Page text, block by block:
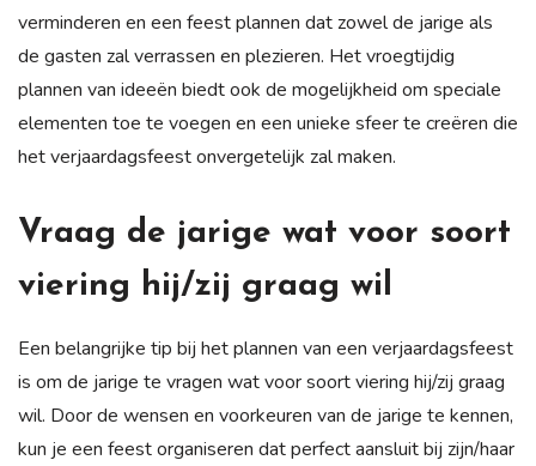
verminderen en een feest plannen dat zowel de jarige als
de gasten zal verrassen en plezieren. Het vroegtijdig
plannen van ideeën biedt ook de mogelijkheid om speciale
elementen toe te voegen en een unieke sfeer te creëren die
het verjaardagsfeest onvergetelijk zal maken.
Vraag de jarige wat voor soort
viering hij/zij graag wil
Een belangrijke tip bij het plannen van een verjaardagsfeest
is om de jarige te vragen wat voor soort viering hij/zij graag
wil. Door de wensen en voorkeuren van de jarige te kennen,
kun je een feest organiseren dat perfect aansluit bij zijn/haar